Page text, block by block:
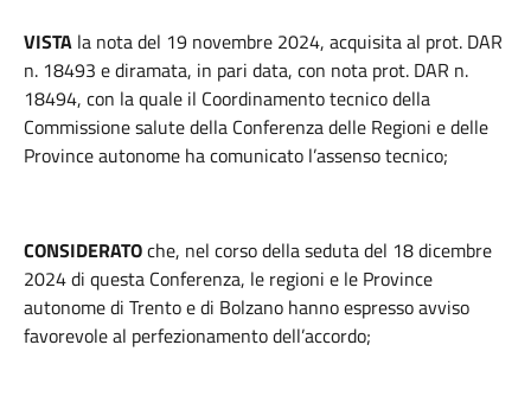
VISTA la nota del 19 novembre 2024, acquisita al prot. DAR
n. 18493 e diramata, in pari data, con nota prot. DAR n.
18494, con la quale il Coordinamento tecnico della
Commissione salute della Conferenza delle Regioni e delle
Province autonome ha comunicato l’assenso tecnico;
CONSIDERATOche, nel corso della seduta del 18 dicembre
2024 di questa Conferenza, le regioni e le Province
autonome di Trento e di Bolzano hanno espresso avviso
favorevole al perfezionamento dell’accordo;